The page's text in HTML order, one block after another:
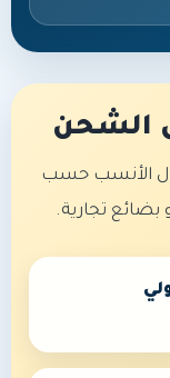
الشحن
الأنسب حسب
تجارية.